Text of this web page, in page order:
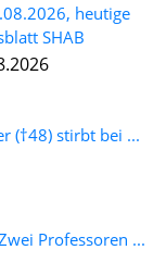
heutige
SHAB
(†48) stirbt bei ...
Professoren ...